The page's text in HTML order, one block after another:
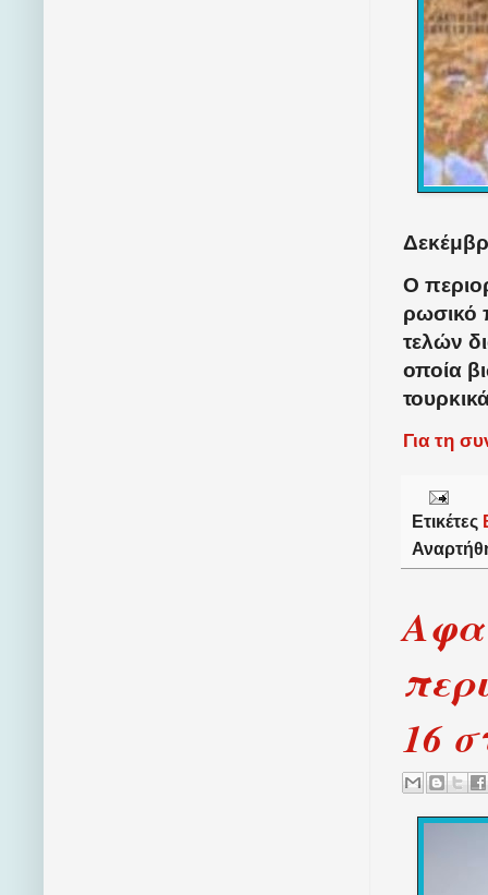
Ο
ρωσικό
τελών
οποία
Για τη
Ετικέτες
16